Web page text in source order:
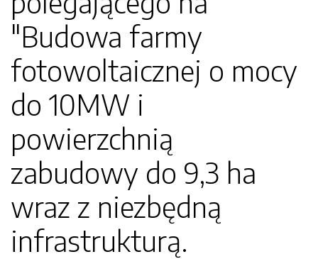
"Budowa farmy
fotowoltaicznej o mocy
do 10MW i
powierzchnią
zabudowy do 9,3 ha
wraz z niezbędną
infrastrukturą.